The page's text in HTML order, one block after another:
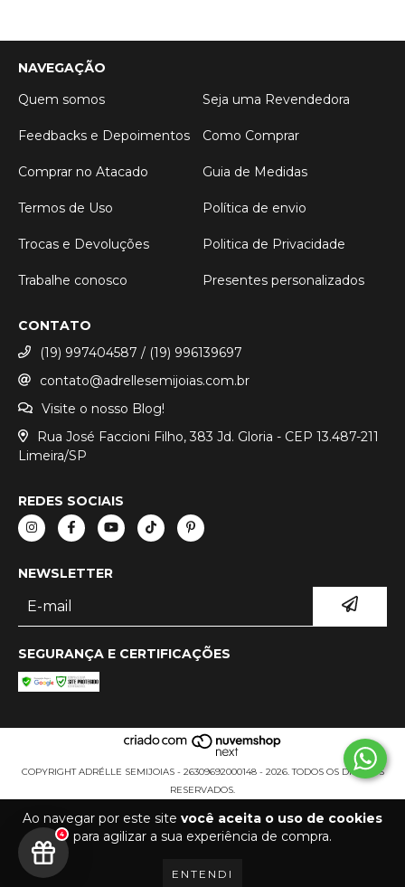
Ao navegar por este site você aceita o uso de cookies
para agilizar a sua experiência de compra.
ENTENDI
NAVEGAÇÃO
Quem somos
Seja uma Revendedora
Feedbacks e Depoimentos Como Comprar
Comprar no Atacado Guia de Medidas
Termos de Uso Política de envio
Trocas e Devoluções Politica de Privacidade
Trabalhe conosco Presentes personalizados
CONTATO
(19) 997404587 / (19) 996139697
contato@adrellesemijoias.com.br
Visite o nosso Blog!
Rua José Faccioni Filho, 383 Jd. Gloria - CEP 13.487-211
Limeira/SP
REDES SOCIAIS
NEWSLETTER
SEGURANÇA E CERTIFICAÇÕES
COPYRIGHT ADRÉLLE SEMIJOIAS - 26309692000148 - 2026. TODOS OS DIREITOS
RESERVADOS.
4